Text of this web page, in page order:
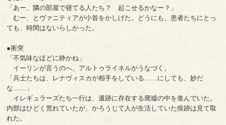
「あー、隣の部屋で寝てる人たち？ 起こせるかなー？」
むー、とヴァニティアが小首をかしげた。どうにも、患者たちにとっ
ても、時間はないらしかった。
●衝突
「不気味なほどに静かね」
イーリンが言うのへ、アルトゥライネルがうなづく。
「兵士たちは、レナヴィスカが相手をしている……にしても、妙だ
な……」
イレギュラーズたち一行は、遺跡に存在する廃墟の中を進んでいた。
内部はひどく荒れていたが、かろうじて人が生活していた痕跡は見て取
れた。